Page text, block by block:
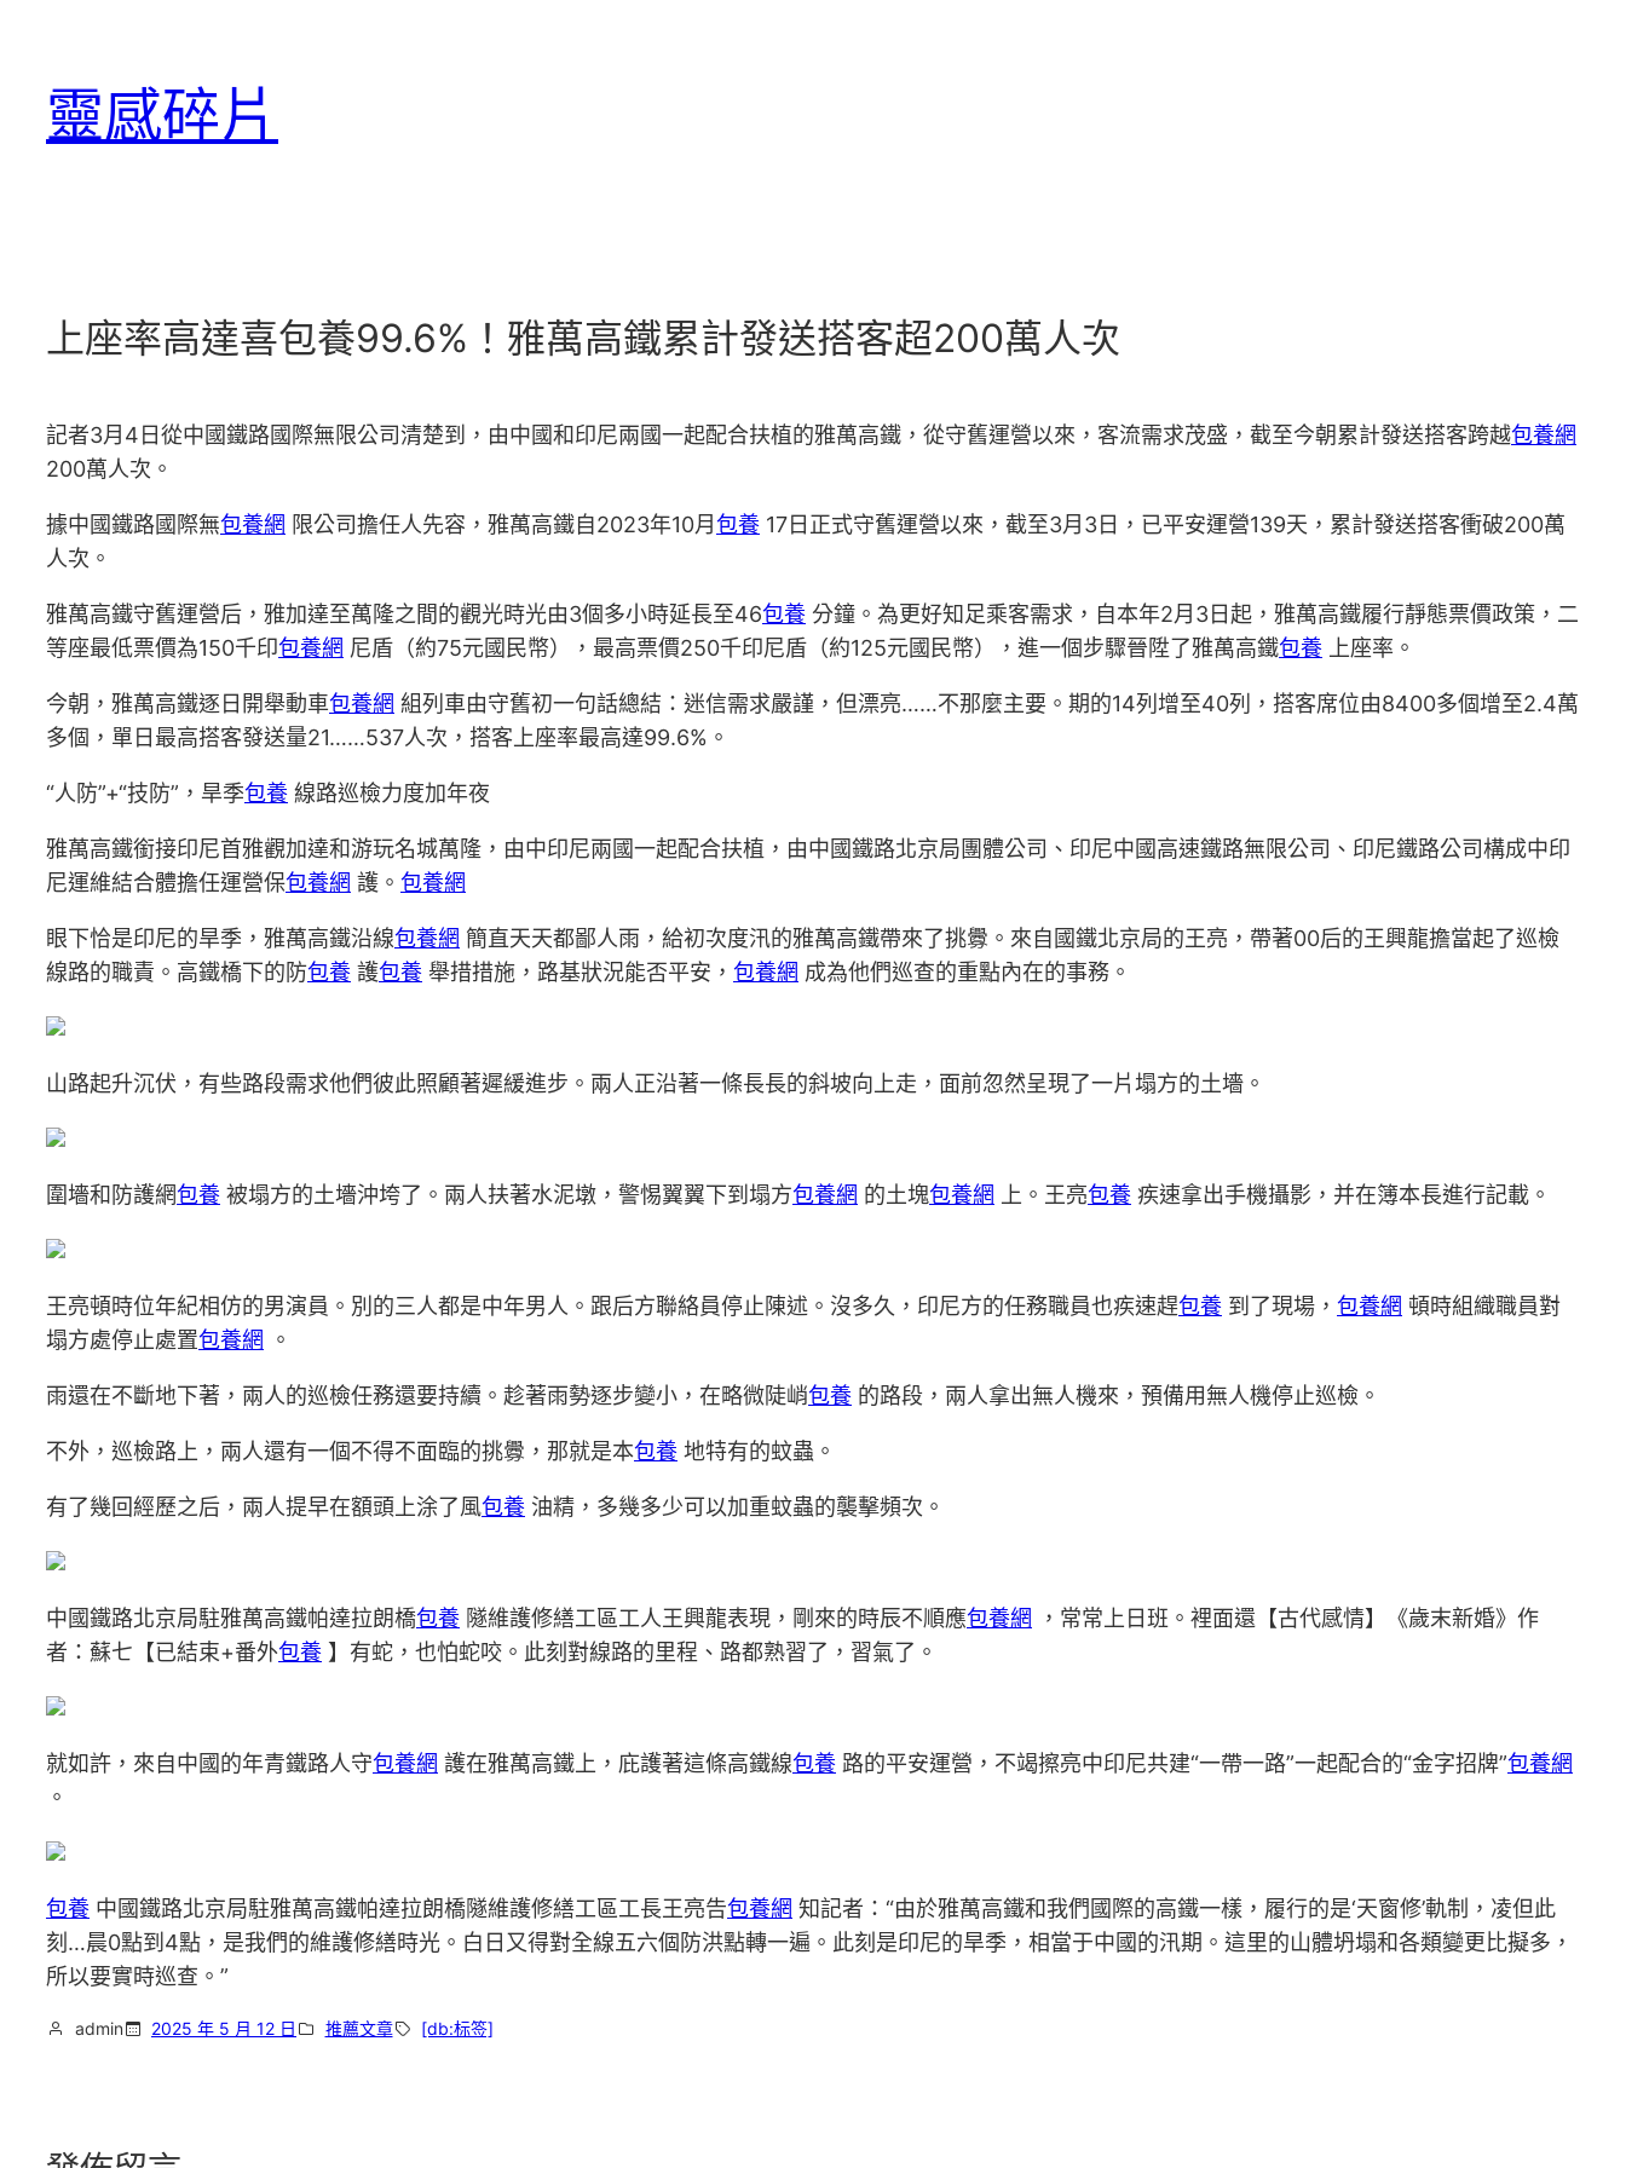
靈感碎片
上座率高達喜包養99.6%！雅萬高鐵累計發送搭客超200萬人次
記者3月4日從中國鐵路國際無限公司清楚到，由中國和印尼兩國一起配合扶植的雅萬高鐵，從守舊運營以來，客流需求茂盛，截至今朝累計發送搭客跨越包養網
200萬人次。
據中國鐵路國際無包養網 限公司擔任人先容，雅萬高鐵自2023年10月包養 17日正式守舊運營以來，截至3月3日，已平安運營139天，累計發送搭客衝破200萬
人次。
雅萬高鐵守舊運營后，雅加達至萬隆之間的觀光時光由3個多小時延長至46包養 分鐘。為更好知足乘客需求，自本年2月3日起，雅萬高鐵履行靜態票價政策，二
等座最低票價為150千印包養網 尼盾（約75元國民幣），最高票價250千印尼盾（約125元國民幣），進一個步驟晉陞了雅萬高鐵包養 上座率。
今朝，雅萬高鐵逐日開舉動車包養網 組列車由守舊初一句話總結：迷信需求嚴謹，但漂亮……不那麼主要。期的14列增至40列，搭客席位由8400多個增至2.4萬
多個，單日最高搭客發送量21……537人次，搭客上座率最高達99.6%。
“人防”+“技防”，旱季包養 線路巡檢力度加年夜
雅萬高鐵銜接印尼首雅觀加達和游玩名城萬隆，由中印尼兩國一起配合扶植，由中國鐵路北京局團體公司、印尼中國高速鐵路無限公司、印尼鐵路公司構成中印
尼運維結合體擔任運營保包養網 護。 包養網
眼下恰是印尼的旱季，雅萬高鐵沿線包養網 簡直天天都鄙人雨，給初次度汛的雅萬高鐵帶來了挑釁。來自國鐵北京局的王亮，帶著00后的王興龍擔當起了巡檢
線路的職責。高鐵橋下的防包養 護包養 舉措措施，路基狀況能否平安， 包養網 成為他們巡查的重點內在的事務。
山路起升沉伏，有些路段需求他們彼此照顧著遲緩進步。兩人正沿著一條長長的斜坡向上走，面前忽然呈現了一片塌方的土墻。
圍墻和防護網包養 被塌方的土墻沖垮了。兩人扶著水泥墩，警惕翼翼下到塌方包養網 的土塊包養網 上。王亮包養 疾速拿出手機攝影，并在簿本長進行記載。
王亮頓時位年紀相仿的男演員。別的三人都是中年男人。跟后方聯絡員停止陳述。沒多久，印尼方的任務職員也疾速趕包養 到了現場， 包養網 頓時組織職員對
塌方處停止處置包養網 。
雨還在不斷地下著，兩人的巡檢任務還要持續。趁著雨勢逐步變小，在略微陡峭包養 的路段，兩人拿出無人機來，預備用無人機停止巡檢。
不外，巡檢路上，兩人還有一個不得不面臨的挑釁，那就是本包養 地特有的蚊蟲。
有了幾回經歷之后，兩人提早在額頭上涂了風包養 油精，多幾多少可以加重蚊蟲的襲擊頻次。
中國鐵路北京局駐雅萬高鐵帕達拉朗橋包養 隧維護修繕工區工人王興龍表現，剛來的時辰不順應包養網 ，常常上日班。裡面還【古代感情】《歲末新婚》作
者：蘇七【已結束+番外包養 】有蛇，也怕蛇咬。此刻對線路的里程、路都熟習了，習氣了。
就如許，來自中國的年青鐵路人守包養網 護在雅萬高鐵上，庇護著這條高鐵線包養 路的平安運營，不竭擦亮中印尼共建“一帶一路”一起配合的“金字招牌”包養網
。
包養 中國鐵路北京局駐雅萬高鐵帕達拉朗橋隧維護修繕工區工長王亮告包養網 知記者：“由於雅萬高鐵和我們國際的高鐵一樣，履行的是‘天窗修’軌制，凌但此
刻…晨0點到4點，是我們的維護修繕時光。白日又得對全線五六個防洪點轉一遍。此刻是印尼的旱季，相當于中國的汛期。這里的山體坍塌和各類變更比擬多，
所以要實時巡查。”
admin 2025 年 5 月 12 日 推薦文章 [db:标签]